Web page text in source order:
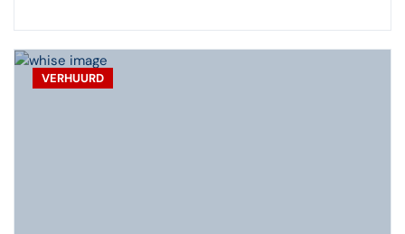
VERHUURD